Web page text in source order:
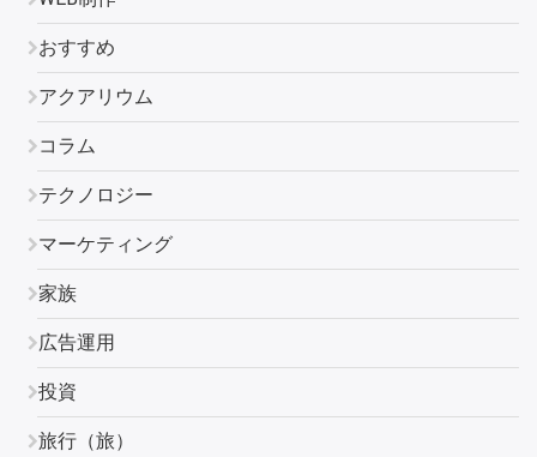
おすすめ
アクアリウム
コラム
テクノロジー
マーケティング
家族
広告運用
投資
旅行（旅）